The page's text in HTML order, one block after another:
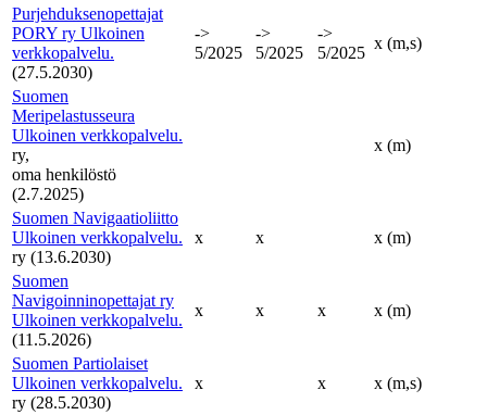
Purjehduksenopettajat
PORY ry Ulkoinen
verkkopalvelu.
(27.5.2030)
->
5/2025
->
5/2025
->
5/2025
x (m,s)
Suomen
Meripelastusseura
Ulkoinen verkkopalvelu.
ry,
oma henkilöstö
(2.7.2025)
x (m)
Suomen Navigaatioliitto
Ulkoinen verkkopalvelu.
ry (13.6.2030)
x x x (m)
Suomen
Navigoinninopettajat ry
Ulkoinen verkkopalvelu.
(11.5.2026)
x x x x (m)
Suomen Partiolaiset
Ulkoinen verkkopalvelu.
ry (28.5.2030)
x x x (m,s)